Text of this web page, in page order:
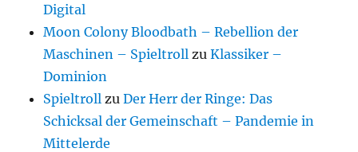
Digital
Moon Colony Bloodbath – Rebellion der
Maschinen – Spieltroll zuKlassiker –
Dominion
Spieltroll zuDer Herr der Ringe: Das
Schicksal der Gemeinschaft – Pandemie in
Mittelerde